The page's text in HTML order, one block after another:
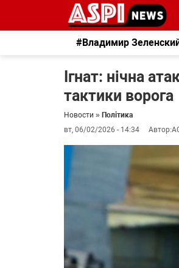
#Владимир
Ігнат: нічна
тактики ворога
Новости » Політика
вт, 06/02/2026 - 14:34
Автор: